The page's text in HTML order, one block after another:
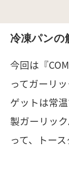
冷凍パンの
今回は『
ってガーリ
ゲットは常
製ガーリッ
って、トー